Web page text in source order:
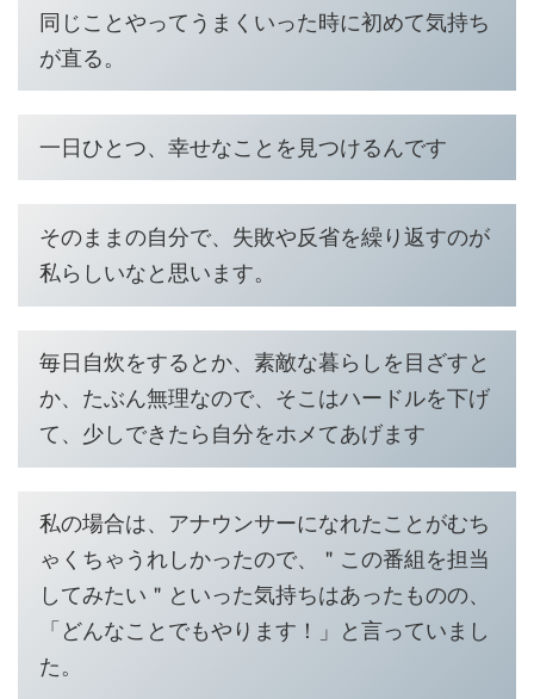
同じことやってうまくいった時に初めて気持ち
が直る。
一日ひとつ、幸せなことを見つけるんです
そのままの自分で、失敗や反省を繰り返すのが
私らしいなと思います。
毎日自炊をするとか、素敵な暮らしを目ざすと
か、たぶん無理なので、そこはハードルを下げ
て、少しできたら自分をホメてあげます
私の場合は、アナウンサーになれたことがむち
ゃくちゃうれしかったので、＂この番組を担当
してみたい＂といった気持ちはあったものの、
「どんなことでもやります！」と言っていまし
た。